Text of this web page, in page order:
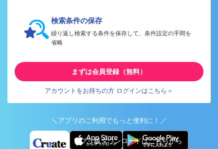
検索条件の保存
繰り返し検索する条件を保存して、条件設定の手間を
省略
まずは会員登録（無料）
アカウントをお持ちの方 ログインはこちら＞
＼アプリのご利用でもっと便利に！／
アプリ版ダウンロードはこちらから